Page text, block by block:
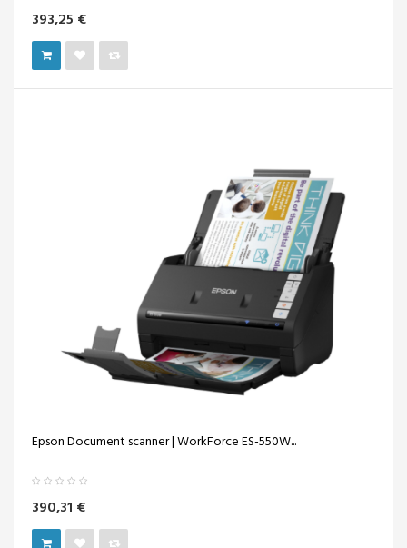
393,25 €
Epson Document scanner | WorkForce ES-550W...
390,31 €